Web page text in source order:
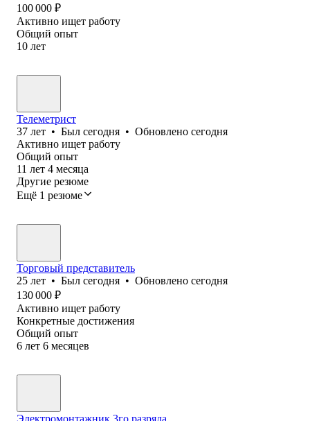
100 000 ₽
Активно ищет работу
Общий опыт
10 лет
Телеметрист
37 лет • Был сегодня • Обновлено сегодня
Активно ищет работу
Общий опыт
11 лет 4 месяца
Другие резюме
Ещё 1 резюме
Торговый представитель
25 лет • Был сегодня • Обновлено сегодня
130 000 ₽
Активно ищет работу
Конкретные достижения
Общий опыт
6 лет 6 месяцев
Электромонтажник 3го разряда